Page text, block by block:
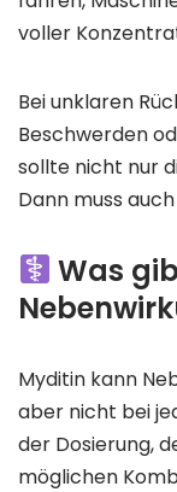
voller
Bei unklaren
Beschwerden
sollte nicht nur
Dann muss
Was
Myditin kann
aber nicht bei
der Dosierung,
möglichen